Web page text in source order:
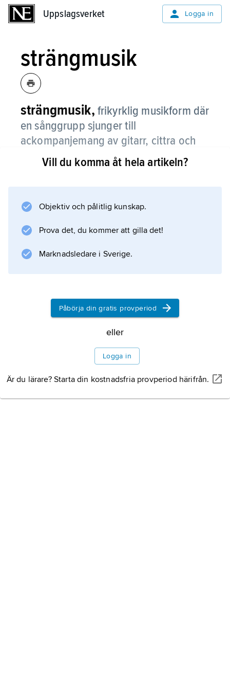
Uppslagsverket Logga in
strängmusik
strängmusik, frikyrklig musikform där
en sånggrupp sjunger till
ackompanjemang av gitarr, cittra och
fiol, senare även piano, stråk- och
blåsinstrument.
var kring sekelskiftet en ungdomens musik
Frälsningsarmén. Enkla och lättillgängliga
sånger från Storbritannien och USA med vers
och refräng har varit en viktig del av
Information om artikeln
Vill du komma åt hela artikeln?
Objektiv och pålitlig kunskap.
Prova det, du kommer att gilla det!
Marknadsledare i Sverige.
Påbörja din gratis provperiod
eller
Logga in
Är du lärare? Starta din kostnadsfria provperiod härifrån.